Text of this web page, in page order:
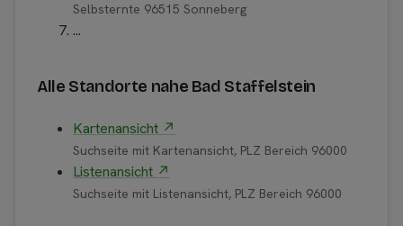
Selbsternte 96515 Sonneberg
...
Alle Standorte nahe Bad Staffelstein
Kartenansicht ↗
Suchseite mit Kartenansicht, PLZ Bereich 96000
Listenansicht ↗
Suchseite mit Listenansicht, PLZ Bereich 96000